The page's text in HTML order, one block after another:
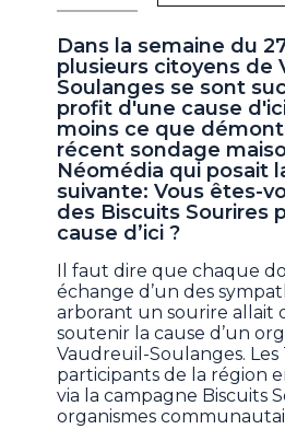
Dans la semaine du
plusieurs citoyens de
Soulanges se sont
profit d'une cause
moins ce que
récent sondage
Néomédia qui posait
suivante: Vous êtes-
des Biscuits Sourires
cause d’ici ?
Il faut dire que chaque
échange d’un des
arborant un sourire allait
soutenir la cause d’un
Vaudreuil-Soulanges.
participants de la région
via la campagne Biscuits
organismes